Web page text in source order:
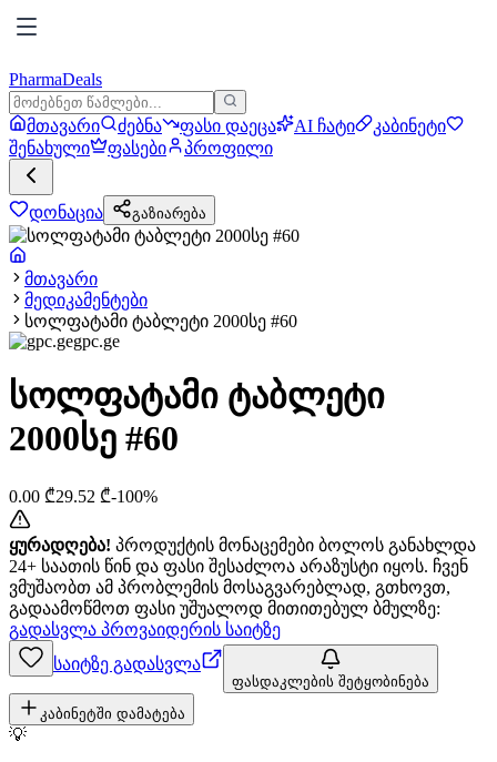
PharmaDeals
მთავარი ძებნა ფასი დაეცა AI ჩატი
კაბინეტი
შენახული
ფასები პროფილი
დონაცია გაზიარება
მთავარი
მედიკამენტები
სოლფატამი ტაბლეტი 2000სე #60
gpc.ge
სოლფატამი ტაბლეტი
2000სე #60
0.00 ₾29.52 ₾-100%
ყურადღება! პროდუქტის მონაცემები ბოლოს განახლდა
24+ საათის წინ და ფასი შესაძლოა არაზუსტი იყოს. ჩვენ
ვმუშაობთ ამ პრობლემის მოსაგვარებლად, გთხოვთ,
გადაამოწმოთ ფასი უშუალოდ მითითებულ ბმულზე:
გადასვლა პროვაიდერის საიტზე
საიტზე გადასვლა
ფასდაკლების შეტყობინება
კაბინეტში დამატება
💡